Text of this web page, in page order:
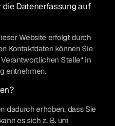
Datenerfassung auf
Website erfolgt durch
Kontaktdaten können Sie
Stelle“ in
entnehmen.
dadurch erhoben, dass Sie
es sich z. B. um